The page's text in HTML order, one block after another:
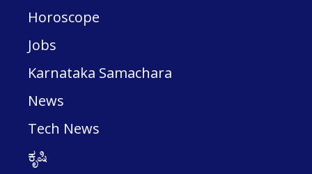
Horoscope
Jobs
Karnataka Samachara
News
Tech News
ಕೃಷಿ